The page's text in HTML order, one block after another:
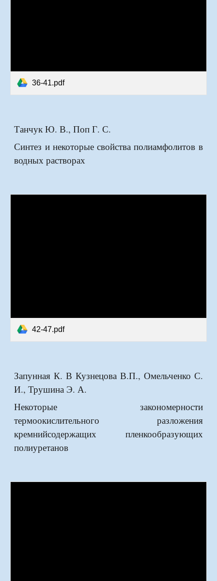
36-41.pdf
Танчук Ю. В., Поп Г. С.
Синтез и некоторые свойства полиамфолитов в
водных растворах
42-47.pdf
Запунная К. В Кузнецова В.П., Омельченко С.
И., Трушина Э. А.
Некоторые закономерности
термоокислительного разложения
кремнийсодержащих пленкообразующих
полиуретанов